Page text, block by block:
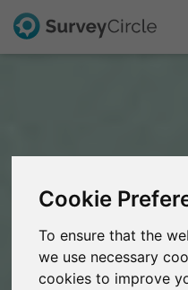
Cookie
To ensure that the
we use necessary
cookies to improve